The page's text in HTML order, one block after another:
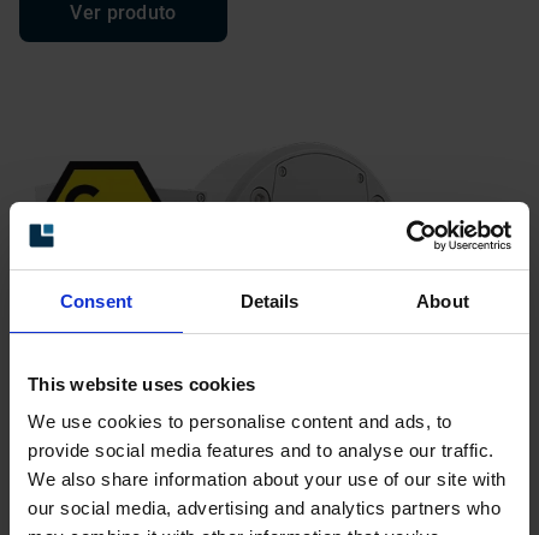
Consent Details About
This website uses cookies
We use cookies to personalise content and ads, to
provide social media features and to analyse our traffic.
We also share information about your use of our site with
our social media, advertising and analytics partners who
Ver produto